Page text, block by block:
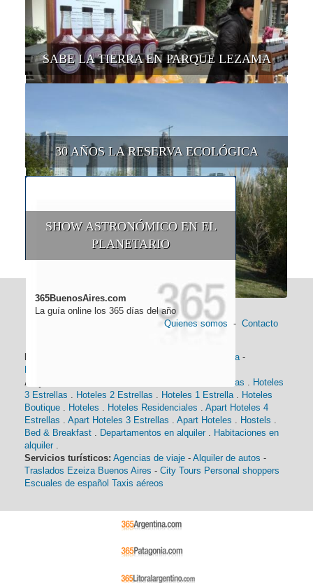
SABE LA TIERRA EN PARQUE LEZAMA
30 AÑOS LA RESERVA ECOLÓGICA
SHOW ASTRONÓMICO EN EL
PLANETARIO
365BuenosAires.com
La guía online los 365 días del año
Quienes somos - Contacto
Historia -
Alojamiento:
Hoteles 4 Estrellas
Hoteles
3 Estrellas
Hoteles 2 Estrellas Hoteles 1 Estrella
Hoteles
Boutique
Hoteles Hoteles Residenciales
Apart Hoteles 4
Estrellas
Apart Hoteles 3 Estrellas Apart Hoteles Hostels
Bed & Breakfast
Departamentos en alquiler
Habitaciones en
alquiler
Servicios turísticos: Agencias de viaje - Alquiler de autos -
Traslados Ezeiza Buenos Aires - City Tours Personal shoppers
Escuales de español Taxis aéreos